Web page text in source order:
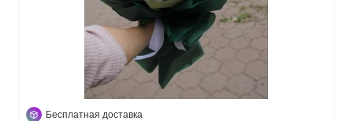
Бесплатная доставка